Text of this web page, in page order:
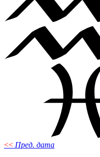
<< Пред. дата